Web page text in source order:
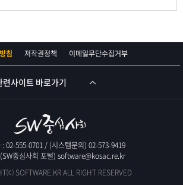
침 저작권정책 이메일무단수집거부
련사이트 바로가기
: 02-555-0701 / (시스템문의) 02-573-9419
중심사회 포털) software@kosac.re.kr
SOFTWARE.KR ALL RIGHT RESERVED